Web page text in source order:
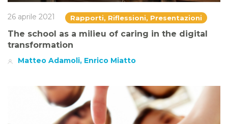
26 aprile 2021 Rapporti, Riflessioni, Presentazioni
The school as a milieu of caring in the digital
transformation
Matteo Adamoli, Enrico Miatto